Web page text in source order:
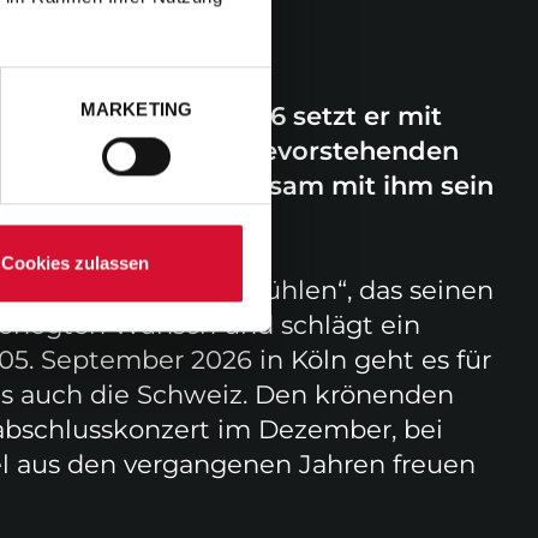
MARKETING
Cookies zulassen
Auch 2026 setzt er mit
Zeichen seines bevorstehenden
gemeinsam mit ihm sein
„Zwischen den Stühlen“, das seinen
Wunsch und schlägt ein
September 2026 in Köln geht es für
auch die Schweiz. Den krönenden
im Dezember, bei
den vergangenen Jahren freuen